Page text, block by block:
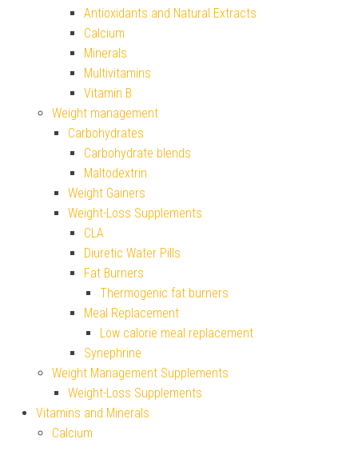
Antioxidants and Natural Extracts
Calcium
Minerals
Multivitamins
Vitamin B
Weight management
Carbohydrates
Carbohydrate blends
Maltodextrin
Weight Gainers
Weight-Loss Supplements
CLA
Diuretic Water Pills
Fat Burners
Thermogenic fat burners
Meal Replacement
Low calorie meal replacement
Synephrine
Weight Management Supplements
Weight-Loss Supplements
Vitamins and Minerals
Calcium